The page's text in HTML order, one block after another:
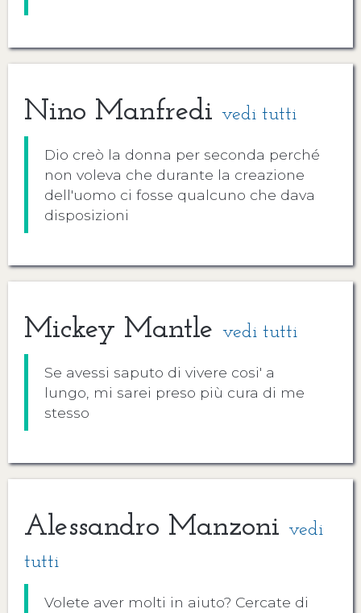
Nino Manfredi vedi tutti
Dio creò la donna per seconda perché
non voleva che durante la creazione
dell'uomo ci fosse qualcuno che dava
disposizioni
Mickey Mantle vedi tutti
Se avessi saputo di vivere cosi' a
lungo, mi sarei preso più cura di me
stesso
Alessandro Manzoni vedi
tutti
Volete aver molti in aiuto? Cercate di